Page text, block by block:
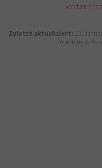
Zuletzt aktualisiert: 23.
Ernährung &